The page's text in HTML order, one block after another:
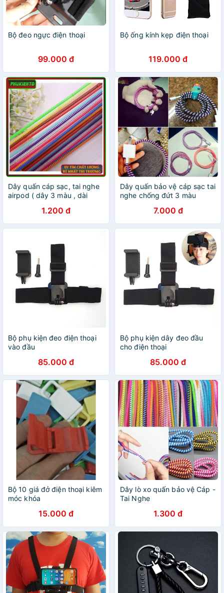
Bộ đeo ngực điện thoại
99.000 đ
Bộ ống kính kẹp điện thoại
119.000 đ
Dây quấn cáp sạc, tai nghe
airpod ( dây 3 màu , dài
1.200 đ
Dây quấn bảo vệ cáp sạc tai
nghe chống đứt 3 màu
7.000 đ
Bộ phụ kiện đeo điện thoại
vào đầu
85.000 đ
Bộ phụ kiện dây đeo đầu
cho điện thoại
85.000 đ
Bộ 10 giá đở điện thoại kiêm
móc khóa
15.000 đ
Dây lò xo quấn bảo vệ Cáp -
Tai Nghe
1.300 đ